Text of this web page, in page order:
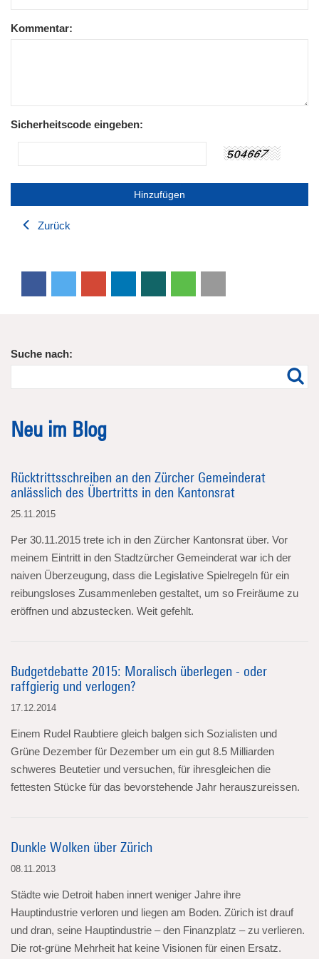
Kommentar:
Sicherheitscode eingeben:
Zurück
Suche nach:
Neu im Blog
Rücktrittsschreiben an den Zürcher Gemeinderat
anlässlich des Übertritts in den Kantonsrat
25.11.2015
Per 30.11.2015 trete ich in den Zürcher Kantonsrat über. Vor
meinem Eintritt in den Stadtzürcher Gemeinderat war ich der
naiven Überzeugung, dass die Legislative Spielregeln für ein
reibungsloses Zusammenleben gestaltet, um so Freiräume zu
eröffnen und abzustecken. Weit gefehlt.
Budgetdebatte 2015: Moralisch überlegen - oder
raffgierig und verlogen?
17.12.2014
Einem Rudel Raubtiere gleich balgen sich Sozialisten und
Grüne Dezember für Dezember um ein gut 8.5 Milliarden
schweres Beutetier und versuchen, für ihresgleichen die
fettesten Stücke für das bevorstehende Jahr herauszureissen.
Dunkle Wolken über Zürich
08.11.2013
Städte wie Detroit haben innert weniger Jahre ihre
Hauptindustrie verloren und liegen am Boden. Zürich ist drauf
und dran, seine Hauptindustrie – den Finanzplatz – zu verlieren.
Die rot-grüne Mehrheit hat keine Visionen für einen Ersatz.